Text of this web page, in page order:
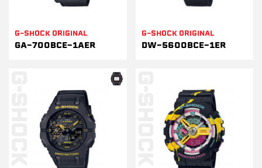
G-SHOCK ORIGINAL
GA-700BCE-1AER
G-SHOCK ORIGINAL
DW-5600BCE-1ER